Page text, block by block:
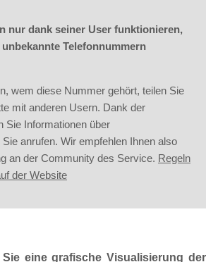
nur dank seiner User funktionieren,
Telefonnummern
wem diese Nummer gehört, teilen Sie
mit anderen Usern. Dank der
Sie Informationen über
anrufen. Wir empfehlen Ihnen also
an der Community des Service. Regeln
der Website
eine grafische Visualisierung der